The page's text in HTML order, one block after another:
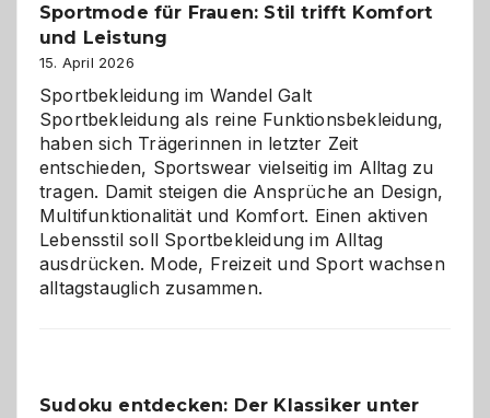
gegen
Chaos
Sportmode für Frauen: Stil trifft Komfort
und Leistung
15. April 2026
Sportbekleidung im Wandel Galt
Sportbekleidung als reine Funktionsbekleidung,
haben sich Trägerinnen in letzter Zeit
entschieden, Sportswear vielseitig im Alltag zu
tragen. Damit steigen die Ansprüche an Design,
Multifunktionalität und Komfort. Einen aktiven
Lebensstil soll Sportbekleidung im Alltag
ausdrücken. Mode, Freizeit und Sport wachsen
alltagstauglich zusammen.
Sudoku entdecken: Der Klassiker unter